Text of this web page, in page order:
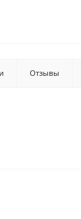
Отзывы